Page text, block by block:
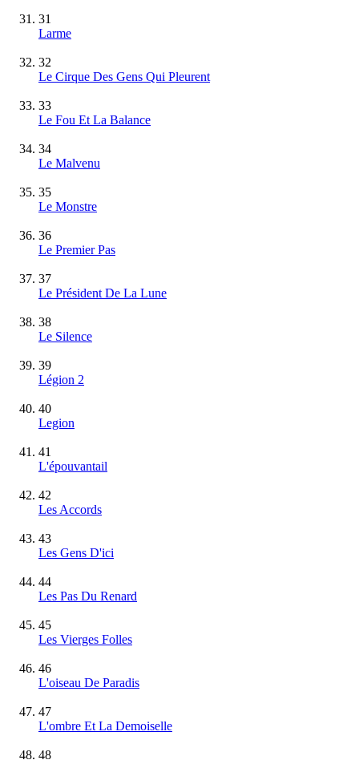
31
Larme
32
Le Cirque Des Gens Qui Pleurent
33
Le Fou Et La Balance
34
Le Malvenu
35
Le Monstre
36
Le Premier Pas
37
Le Président De La Lune
38
Le Silence
39
Légion 2
40
Legion
41
L'épouvantail
42
Les Accords
43
Les Gens D'ici
44
Les Pas Du Renard
45
Les Vierges Folles
46
L'oiseau De Paradis
47
L'ombre Et La Demoiselle
48